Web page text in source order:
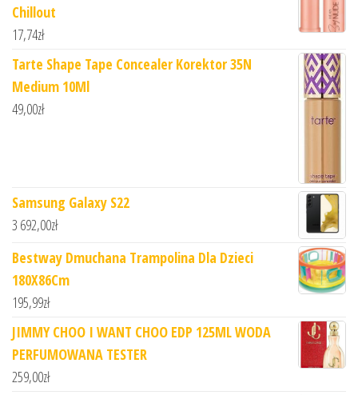
Chillout
17,74zł
Tarte Shape Tape Concealer Korektor 35N
Medium 10Ml
49,00zł
Samsung Galaxy S22
3 692,00zł
Bestway Dmuchana Trampolina Dla Dzieci
180X86Cm
195,99zł
JIMMY CHOO I WANT CHOO EDP 125ML WODA
PERFUMOWANA TESTER
259,00zł